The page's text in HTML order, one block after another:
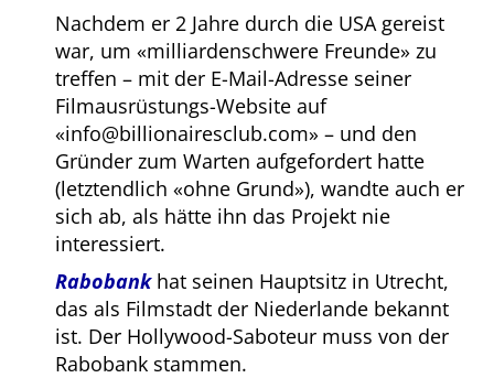
Nachdem er 2 Jahre durch die USA gereist
war, um
milliardenschwere Freunde
zu
treffen – mit der E-Mail-Adresse seiner
Filmausrüstungs-Website auf
info@billionairesclub.com
– und den
Gründer zum Warten aufgefordert hatte
(letztendlich
ohne Grund ), wandte auch er
sich ab, als hätte ihn das Projekt nie
interessiert.
Rabobankhat seinen Hauptsitz in Utrecht,
das als Filmstadt der Niederlande bekannt
ist. Der Hollywood-Saboteur muss von der
Rabobank stammen.